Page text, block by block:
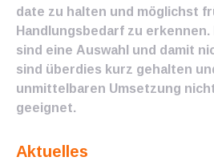
date zu halten und möglichst
Handlungsbedarf zu
sind eine Auswahl und damit
sind überdies kurz gehalten
unmittelbaren Umsetzung
geeignet.
Aktuelles